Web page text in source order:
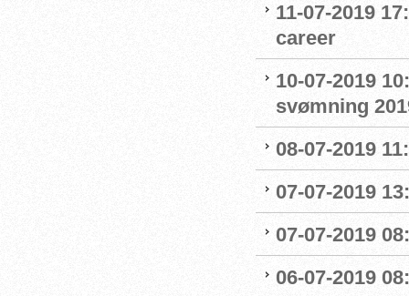
11-07-2019
career
10-07-2019
svømning
08-07-2019
07-07-2019
07-07-2019
06-07-2019